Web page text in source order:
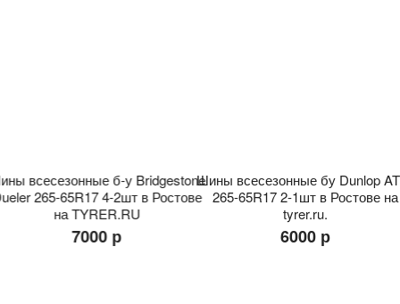
всесезонные б-у Bridgestone
265-65R17 4-2шт в Ростове
на TYRER.RU
7000 р
Шины всесезонные бу Dunlop
265-65R17 2-1шт в Ростове на
tyrer.ru.
6000 р